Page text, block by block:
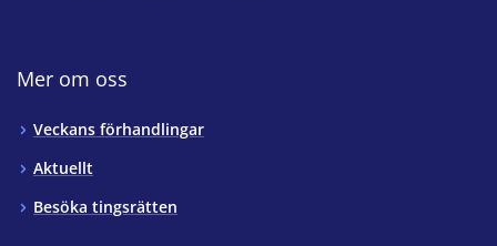
Mer om oss
Veckans förhandlingar
Aktuellt
Besöka tingsrätten